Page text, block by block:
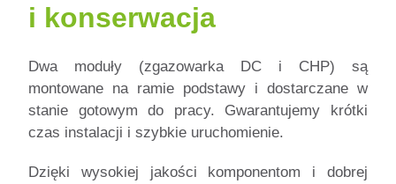
i konserwacja
Dwa moduły (zgazowarka DC i CHP) są
montowane na ramie podstawy i dostarczane w
stanie gotowym do pracy. Gwarantujemy krótki
czas instalacji i szybkie uruchomienie.
Dzięki wysokiej jakości komponentom i dobrej